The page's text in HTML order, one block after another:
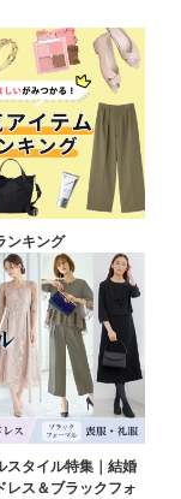
ンキング
スタイル特集｜結婚
レス＆ブラックフォ